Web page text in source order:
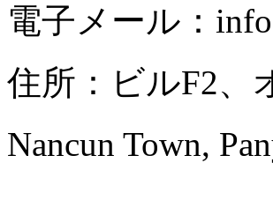
電子メール ：
住所：ビルF2、
Nancun Town,